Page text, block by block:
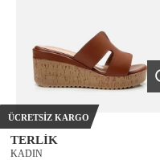
TERLIK
KADIN
ÜCRETSIZ KARGO